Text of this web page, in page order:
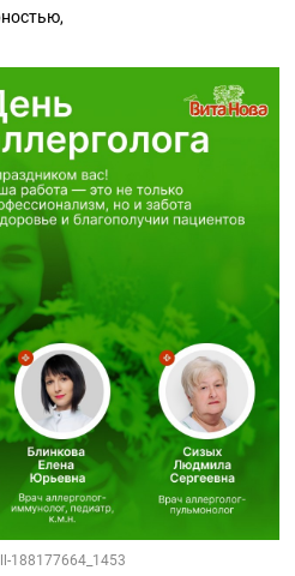
188177664_1453